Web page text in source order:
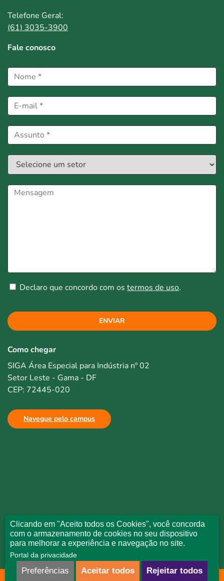
Telefone Geral:
(61) 3035-3900
Fale conosco
Declaro que concordo com os termos de uso.
ENVIAR
Como chegar
SIGA Área Especial para Indústria nº 02
Setor Leste - Gama - DF
CEP: 72445-020
Navegue pelo campus
Clicando em "Aceito todos os Cookies", você concorda
com o armazenamento de cookies no seu dispositivo
para melhorar a experiência e navegação no site.
Portal da privacidade
Preferências Aceitar todos Rejeitar todos